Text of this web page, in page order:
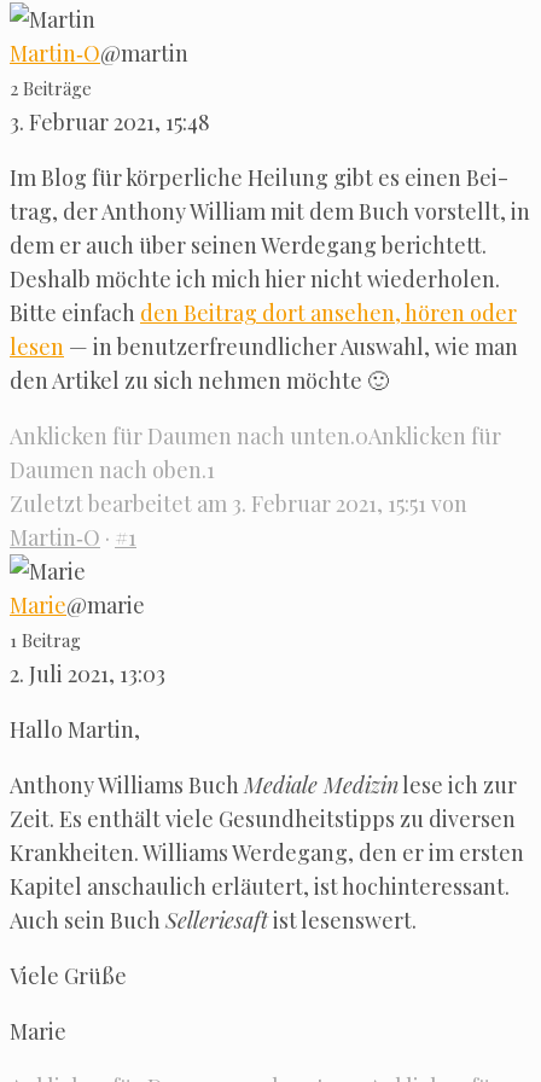
Martin‑O@martin
2 Bei­trä­ge
3. Febru­ar 2021, 15:48
Im Blog für kör­per­li­che Hei­lung gibt es einen Bei­
trag, der Antho­ny Wil­liam mit dem Buch vor­stellt, in
dem er auch über sei­nen Wer­de­gang berich­tett.
Des­halb möch­te ich mich hier nicht wie­der­ho­len.
Bit­te ein­fach den Bei­trag dort anse­hen, hören oder
lesen — in benut­zer­freund­li­cher Aus­wahl, wie man
den Arti­kel zu sich neh­men möchte 🙂
Ankli­cken für Dau­men nach unten.0Ankli­cken für
Dau­men nach oben.1
Zuletzt bear­bei­tet am 3. Febru­ar 2021, 15:51 von
Martin‑O · #1
Marie@marie
1 Bei­trag
2. Juli 2021, 13:03
Hal­lo Martin,
Antho­ny Wil­liams BuchMedia­le Medi­zinlese ich zur
Zeit. Es ent­hält vie­le Gesund­heits­tipps zu diver­sen
Krank­hei­ten. Wil­liams Wer­de­gang, den er im ers­ten
Kapi­tel anschau­lich erläu­tert, ist hoch­in­ter­es­sant.
Auch sein BuchSel­le­rie­saftist lesenswert.
Vie­le Grüße
Marie